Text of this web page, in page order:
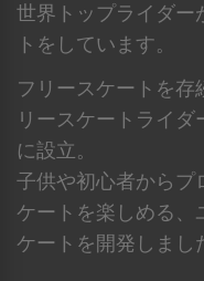
世界トップライダー
トをしています。
フリースケートを存
リースケートライ
に設立。
子供や初心者からプ
ケートを楽しめる、
ケートを開発しまし